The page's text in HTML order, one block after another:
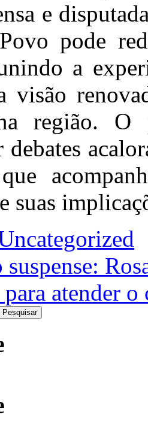
e
pode
a
visão
região. O
suas
atender